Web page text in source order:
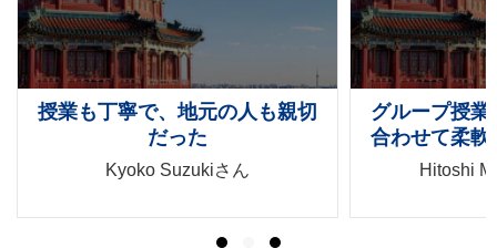
元の人も親切
グループ授業でも先生が個々に
合わせて柔軟に対応してくれる
Hitoshi Matsumotoさん